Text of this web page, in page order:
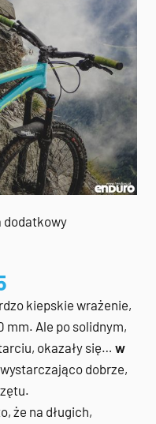
dodatkowy
kiepskie wrażenie,
mm. Ale po solidnym,
okazały się… w
dobrze,
że na długich,